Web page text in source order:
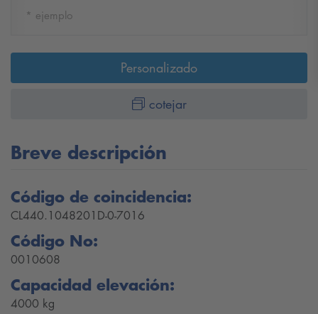
* ejemplo
Personalizado
cotejar
Breve descripción
Código de coincidencia:
CL440.1048201D-0-7016
Código No:
0010608
Capacidad elevación:
4000 kg